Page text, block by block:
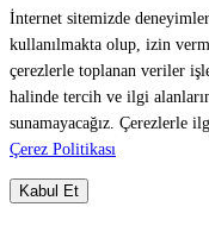
İnternet sitemizde
kullanılmakta olup, izin
çerezlerle toplanan veriler
halinde tercih ve ilgi
sunamayacağız. Çerezlerle
Çerez Politikası
Kabul Et